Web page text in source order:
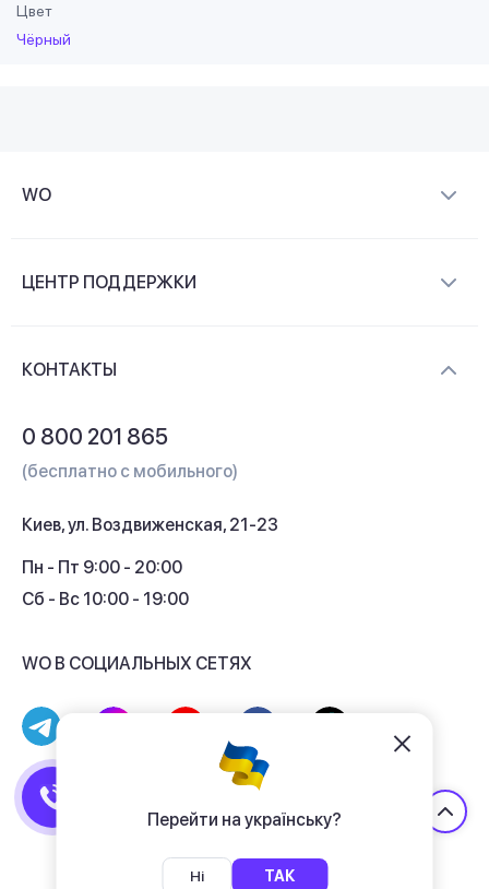
Перейти на українську?
Ні ТАК
Цвет
Чёрный
WO
Контакты
ЦЕНТР ПОДДЕРЖКИ
Кэшбек
КОНТАКТЫ
0 800 201 865
(бесплатно с мобильного)
Киев, ул. Воздвиженская, 21-23
Пн - Пт 9:00 - 20:00
Сб - Вс 10:00 - 19:00
WO В СОЦИАЛЬНЫХ СЕТЯХ
Договор публичной оферты
Политика конфиденциальности